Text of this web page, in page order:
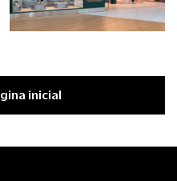
inicial